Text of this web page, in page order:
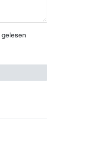
gelesen